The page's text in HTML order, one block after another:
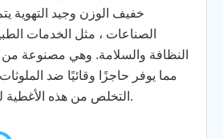
خفيف الوزن وجيد التهوية
الصناعات ، مثل الخدمات
النظافة والسلامة. وهي مصنوعة
مما يوفر حاجزًا وقائيًا ضد
التخلص من هذه الأغطية للحفاظ على النظافة.